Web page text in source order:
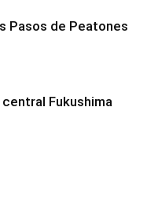
Pasos de Peatones
Fukushima